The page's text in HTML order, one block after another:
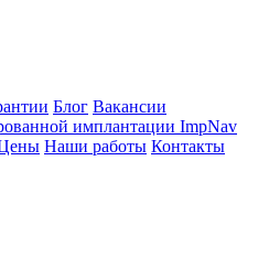
Блог Вакансии
имплантации ImpNav
Наши работы Контакты